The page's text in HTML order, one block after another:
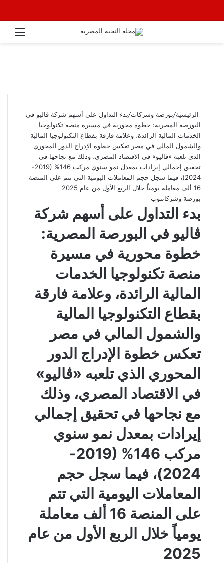
الرئيسية/بورصة وشركات/بدء التداول على أسهم شركة ڤاليو في
البورصة المصرية: خطوة محورية في مسيرة منصة تكنولوجيا
الخدمات المالية الرائدة، وعلامة فارقة بقطاع التكنولوجيا المالية
والشمول المالي في مصر تعكس خطوة الإدراج الدور المحوري
الذي تلعبه «ڤاليو» في الاقتصاد المصري، وذلك مع نجاحها في
تحقيق إجمالي إيرادات بمعدل نمو سنوي مركب 146% (2019-
2024)، فيما سجل حجم المعاملات اليومية التي تتم على المنصة
16 ألف معاملة يومياً خلال الربع الأول من عام 2025
بورصة وشركاتتوب
بدء التداول على أسهم شركة
ڤاليو في البورصة المصرية:
خطوة محورية في مسيرة
منصة تكنولوجيا الخدمات
المالية الرائدة، وعلامة فارقة
بقطاع التكنولوجيا المالية
والشمول المالي في مصر
تعكس خطوة الإدراج الدور
المحوري الذي تلعبه «ڤاليو»
في الاقتصاد المصري، وذلك
مع نجاحها في تحقيق إجمالي
إيرادات بمعدل نمو سنوي
مركب 146% (2019-
2024)، فيما سجل حجم
المعاملات اليومية التي تتم
على المنصة 16 ألف معاملة
يومياً خلال الربع الأول من عام
2025